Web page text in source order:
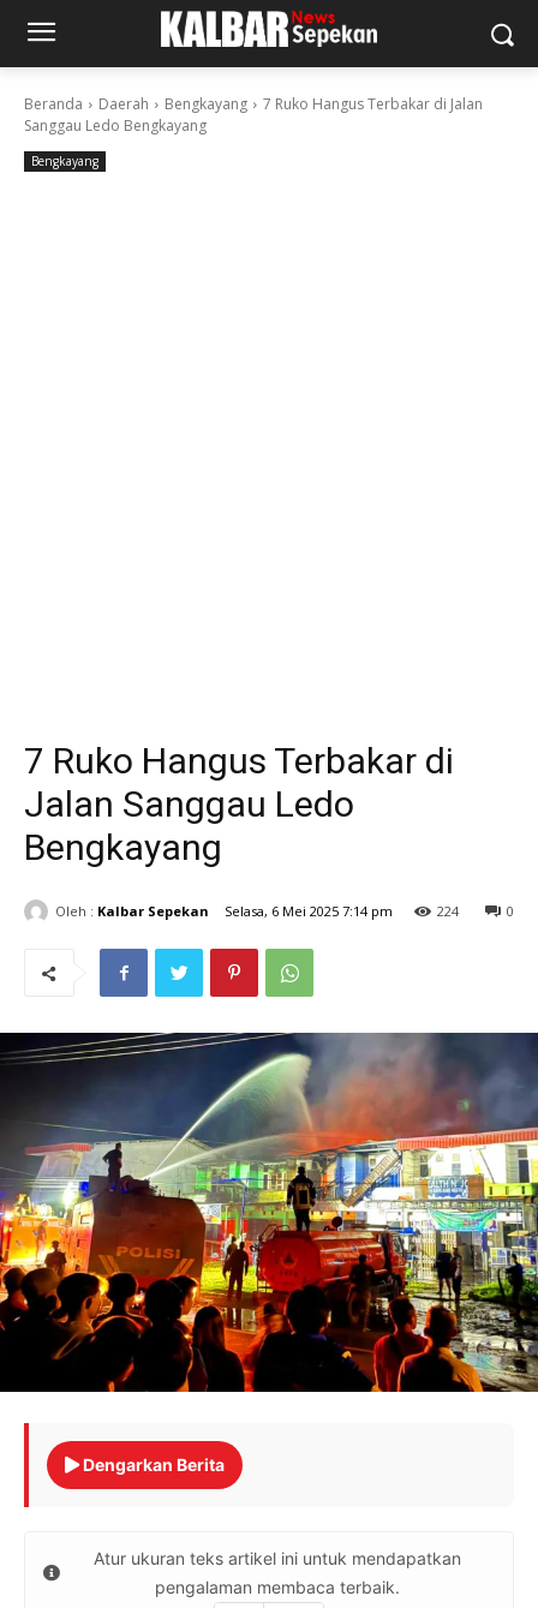
Beranda Daerah Bengkayang
7 Ruko Hangus Terbakar di Jalan
Sanggau Ledo Bengkayang
Bengkayang
7 Ruko Hangus Terbakar di
Jalan Sanggau Ledo
Bengkayang
Oleh : Kalbar Sepekan Selasa, 6 Mei 2025 7:14 pm 0
224
Dengarkan Berita
Atur ukuran teks artikel ini untuk mendapatkan
pengalaman membaca terbaik.